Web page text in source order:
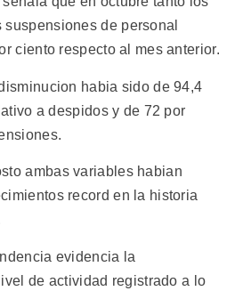
de personal
ciento respecto al mes anterior.
habia sido de 94,4
a despidos y de 72 por
ambas variables habian
record en la historia
evidencia la
de actividad registrado a lo